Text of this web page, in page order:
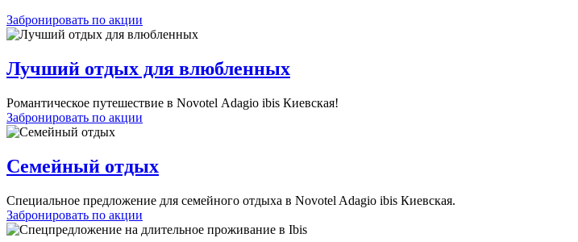
Забронировать по акции
Лучший отдых для влюбленных
Романтическое путешествие в Novotel Adagio ibis Киевская!
Забронировать по акции
Семейный отдых
Специальное предложение для семейного отдыха в Novotel Adagio ibis Киевская.
Забронировать по акции